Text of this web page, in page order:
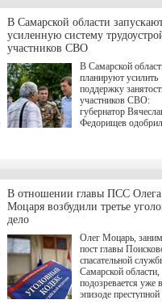
В Самарской области
усиленную систему
участников СВО
В Самарской
планируют усилить
поддержку
участников СВО:
губернатор
Федорищев
на трудоустройство
спокойную
мирной жизни.
В отношении главы ПСС Олега
Моцаря возбудили третье
дело
Олег Моцарь,
пост главы
спасательной
Самарской области,
подозревается уже
эпизоде преступной